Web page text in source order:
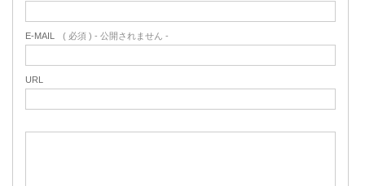
E-MAIL ( 必須 ) - 公開されません -
URL